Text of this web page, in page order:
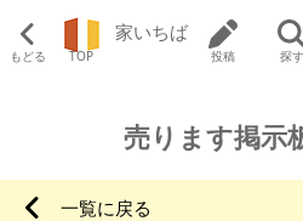
もどる TOP
家いちば
投稿 探す
売ります掲
一覧に戻る